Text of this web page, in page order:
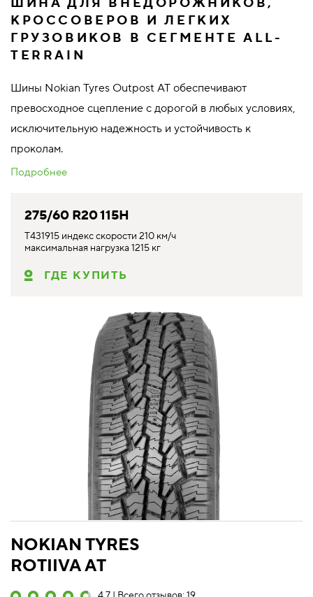
ШИНА ДЛЯ ВНЕДОРОЖНИКОВ,
КРОССОВЕРОВ И ЛЕГКИХ
ГРУЗОВИКОВ В СЕГМЕНТЕ ALL-
TERRAIN
Шины Nokian Tyres Outpost AT обеспечивают
превосходное сцепление с дорогой в любых условиях,
исключительную надежность и устойчивость к
проколам.
Подробнее
275/60 R20 115H
T431915 индекс скорости 210 км/ч
максимальная нагрузка 1215 кг
ГДЕ КУПИТЬ
NOKIAN TYRES
ROTIIVA AT